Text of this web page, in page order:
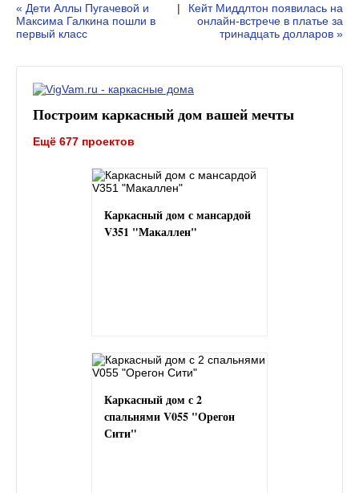
« Дети Аллы Пугачевой и
Максима Галкина пошли в
первый класс
|
Кейт Миддлтон появилась на
онлайн-встрече в платье за
тринадцать долларов »
Построим каркасный дом вашей мечты
Ещё 677 проектов
Каркасный дом с мансардой
V351 "Макаллен"
Каркасный дом с 2
спальнями V055 "Орегон
Сити"